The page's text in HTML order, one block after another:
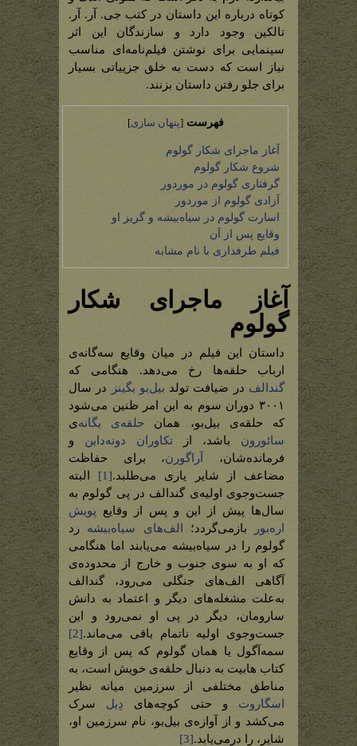
کوتاه درباره این داستان در کتب جی. آر. آر.
تالکین وجود دارد و سازندگان این اثر
سینمایی برای نوشتن فیلم‌نامه‌ای مناسب
نیاز است که دست به خلق جزییاتی بسیار
برای جلو رفتن داستان بزنند.
فهرست [پنهان سازی]
آغاز ماجرای شکار گولوم
شروع شکار گولوم
گرفتاری گولوم در موردور
آزادی گولوم از موردور
اسارت گولوم در سیاه‌بیشه و گریز او
وقایع پس از آن
فیلم طرفداری با نام مشابه
آغاز ماجرای شکار
گولوم
داستان این فیلم در میان وقایع سه‌گانه‌ی
ارباب حلقه‌ها رخ می‌دهد. هنگامی که
گندالف در ضیافت تولد بیل‌بو بگینز
در سال
۳۰۰۱ دوران سوم به این امر ظنین می‌شود
که حلقه‌ی بیل‌بو، همان حلقه‌ی یگانه‌ی
سائورون باشد، از تکاوران دونه‌داین و
فرمانده‌شان،
آراگورن، برای حفاظت
مضاعف از شایر یاری می‌طلبد.[1]
البته
جست‌وجوی اولیه‌ی گندالف در پی گولوم به
سال‌ها پیش از این و پس از وقایع پویش
اره‌بور
بازمی‌گردد؛ الف‌های سیاه‌بیشه رد
گولوم را در سیاه‌بیشه می‌یابند اما هنگامی
که او به سوی جنوب و خارج از محدوده‌ی
آگاهی الف‌های جنگلی می‌رود، گندالف
به‌علت مشغله‌های دیگر و اعتماد به دانش
سارومان، دیگر در پی او نمی‌رود و این
جست‌وجوی اولیه ناتمام باقی می‌ماند.[2]
سمه‌آگول یا همان گولوم که پس از وقایع
کتاب هابیت به دنبال حلقه‌ی خویش است، به
مناطق مختلفی از سرزمین میانه نظیر
اسگاروت و حتی کوچه‌های دِیل سرک
می‌کشد و از آوازه‌ی بیل‌بو، نام سرزمین او،
شایر، را درمی‌یابد.[3]